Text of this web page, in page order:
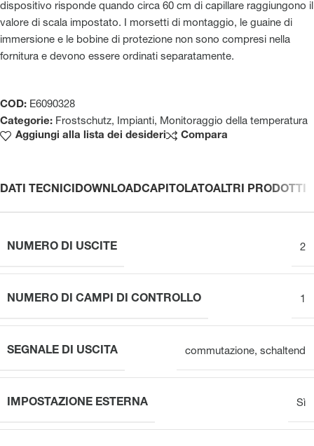
dispositivo risponde quando circa 60 cm di capillare raggiungono il
valore di scala impostato. I morsetti di montaggio, le guaine di
immersione e le bobine di protezione non sono compresi nella
fornitura e devono essere ordinati separatamente.
COD: E6090328
Categorie: Frostschutz, Impianti, Monitoraggio della temperatura
Aggiungi alla lista dei desideri
Compara
DATI TECNICIDOWNLOADCAPITOLATOALTRI PRODOTTI
NUMERO DI USCITE 2
NUMERO DI CAMPI DI CONTROLLO 1
SEGNALE DI USCITA commutazione, schaltend
IMPOSTAZIONE ESTERNA Sì